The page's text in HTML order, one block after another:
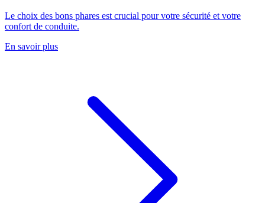
Le choix des bons phares est crucial pour votre sécurité et votre
confort de conduite.
En savoir plus